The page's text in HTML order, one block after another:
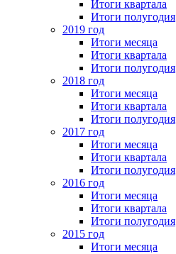
Итоги квартала
Итоги полугодия
2019 год
Итоги месяца
Итоги квартала
Итоги полугодия
2018 год
Итоги месяца
Итоги квартала
Итоги полугодия
2017 год
Итоги месяца
Итоги квартала
Итоги полугодия
2016 год
Итоги месяца
Итоги квартала
Итоги полугодия
2015 год
Итоги месяца